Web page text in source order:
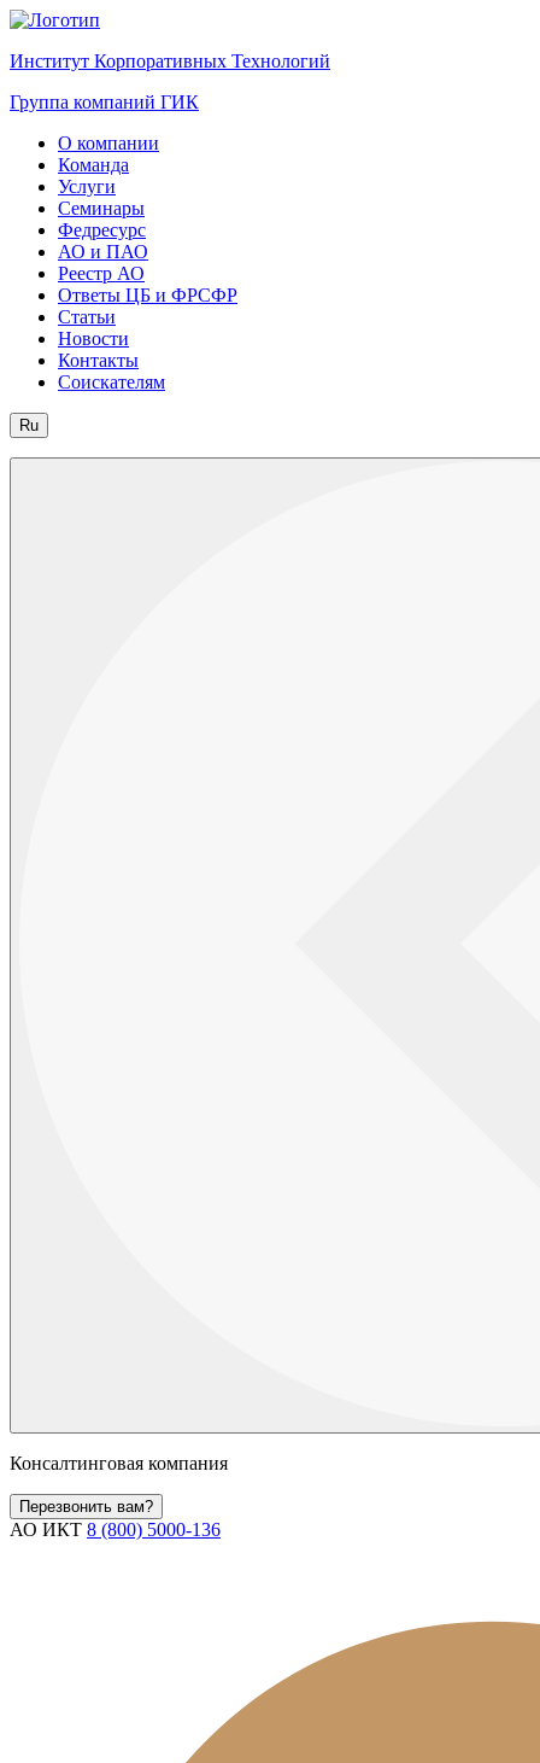
Институт Корпоративных Технологий
Группа компаний ГИК
О компании
Команда
Услуги
Семинары
Федресурс
АО и ПАО
Реестр АО
Ответы ЦБ и ФРСФР
Статьи
Новости
Контакты
Соискателям
Ru
Консалтинговая компания
Перезвонить вам?
АО ИКТ 8 (800) 5000-136